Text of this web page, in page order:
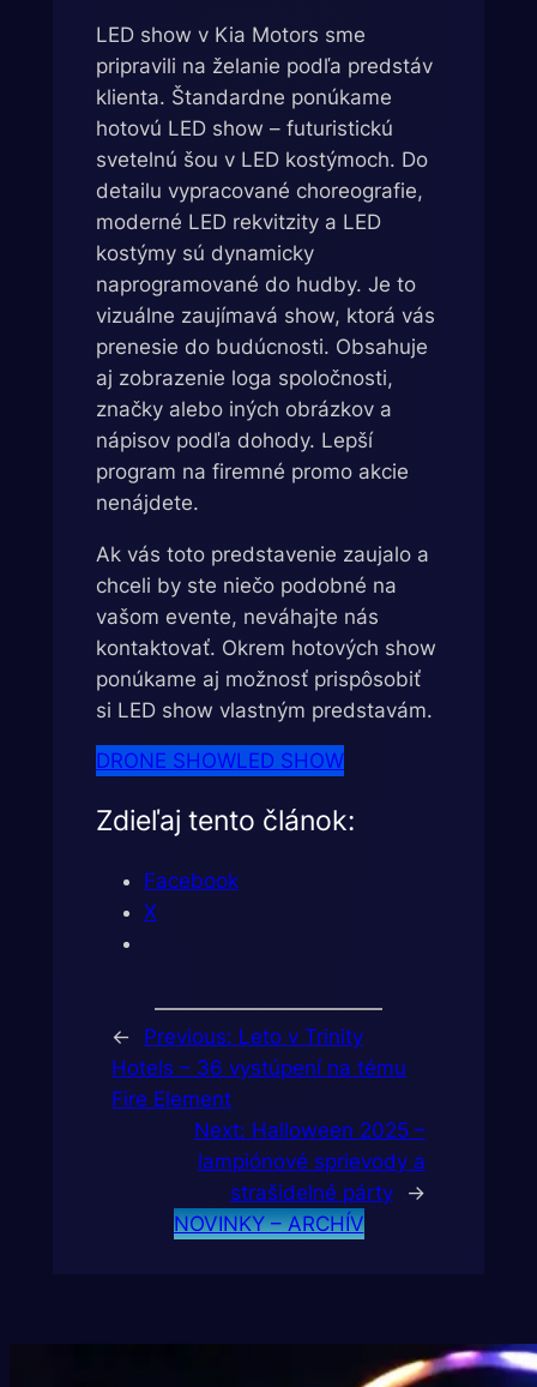
LED show v Kia Motors sme
pripravili na želanie podľa predstáv
klienta. Štandardne ponúkame
hotovú LED show – futuristickú
svetelnú šou v LED kostýmoch. Do
detailu vypracované choreografie,
moderné LED rekvitzity a LED
kostýmy sú dynamicky
naprogramované do hudby. Je to
vizuálne zaujímavá show, ktorá vás
prenesie do budúcnosti. Obsahuje
aj zobrazenie loga spoločnosti,
značky alebo iných obrázkov a
nápisov podľa dohody. Lepší
program na firemné promo akcie
nenájdete.
Ak vás toto predstavenie zaujalo a
chceli by ste niečo podobné na
vašom evente, neváhajte nás
kontaktovať. Okrem hotových show
ponúkame aj možnosť prispôsobiť
si LED show vlastným predstavám.
DRONE SHOWLED SHOW
Zdieľaj tento článok:
Facebook
X
← Previous: Leto v Trinity
Hotels – 36 vystúpení na tému
Fire Element
Next: Halloween 2025 –
lampiónové sprievody a
strašidelné párty
→
NOVINKY – ARCHÍV